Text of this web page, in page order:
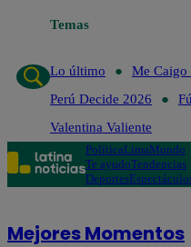
Temas
Lo último
Me Caigo
Perú Decide 2026
Valentina Valiente
PolíticaLimaMundo
Te ayudoTendencias
Deportes
Mejores Momentos